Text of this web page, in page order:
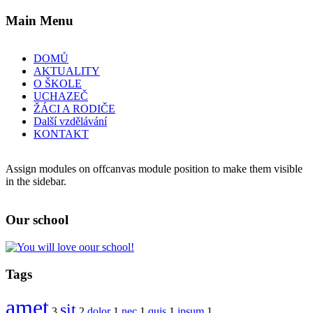
Main Menu
DOMŮ
AKTUALITY
O ŠKOLE
UCHAZEČ
ŽÁCI A RODIČE
Další vzdělávání
KONTAKT
Assign modules on offcanvas module position to make them visible
in the sidebar.
Our school
Tags
amet